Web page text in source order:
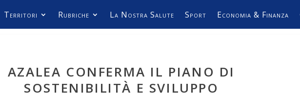
Territori Rubriche La Nostra Salute Sport Economia & Finanza
AZALEA CONFERMA IL PIANO DI
SOSTENIBILITÀ E SVILUPPO